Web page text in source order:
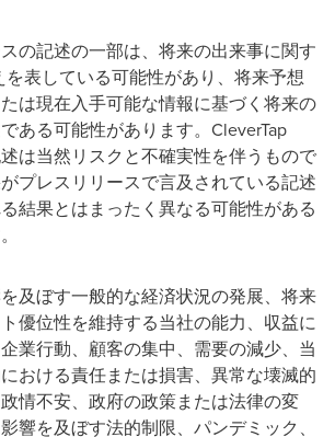
の記述の一部は、将来の出来事に関す
を表している可能性があり、将来予想
は現在入手可能な情報に基づく将来の
ある可能性があります。CleverTap
は当然リスクと不確実性を伴うもので
プレスリリースで言及されている記述
結果とはまったく異なる可能性がある
及ぼす一般的な経済状況の発展、将来
優位性を維持する当社の能力、収益に
業行動、顧客の集中、需要の減少、当
おける責任または損害、異常な壊滅的
情不安、政府の政策または法律の変
響を及ぼす法的制限、パンデミック、